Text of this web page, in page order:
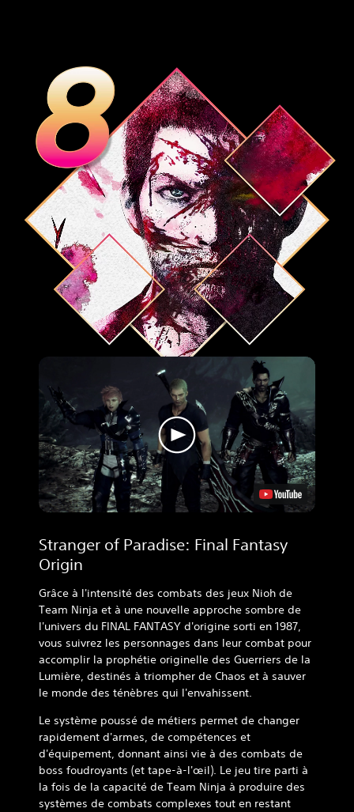
Stranger of Paradise: Final Fantasy
Origin
Grâce à l'intensité des combats des jeux Nioh de
Team Ninja et à une nouvelle approche sombre de
l'univers du FINAL FANTASY d'origine sorti en 1987,
vous suivrez les personnages dans leur combat pour
accomplir la prophétie originelle des Guerriers de la
Lumière, destinés à triompher de Chaos et à sauver
le monde des ténèbres qui l'envahissent.
Le système poussé de métiers permet de changer
rapidement d'armes, de compétences et
d'équipement, donnant ainsi vie à des combats de
boss foudroyants (et tape-à-l'œil). Le jeu tire parti à
la fois de la capacité de Team Ninja à produire des
systèmes de combats complexes tout en restant